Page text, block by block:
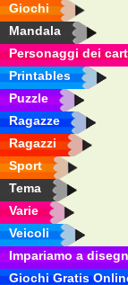
Giochi
Mandala
Printables
Puzzle
Ragazze
Ragazzi
Sport
Tema
Varie
Veicoli
Impariamo a
Giochi Gratis